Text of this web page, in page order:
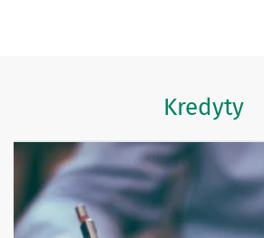
Kredyty